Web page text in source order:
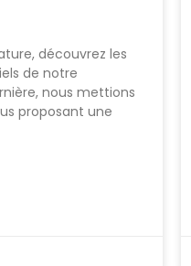
découvrez les
de notre
nous mettions
proposant une